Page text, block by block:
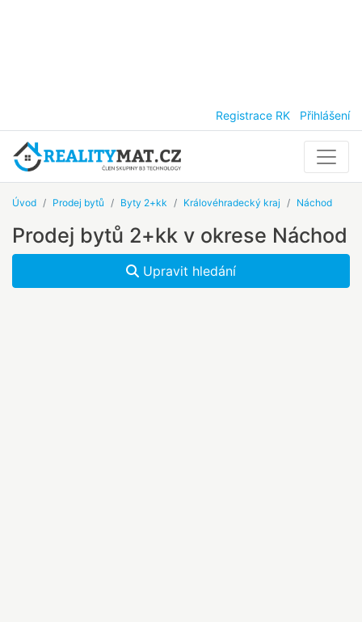
Registrace RK Přihlášení
Úvod Prodej bytů Byty 2+kk Královéhradecký kraj Náchod
Prodej bytů 2+kk v okrese Náchod
Upravit hledání